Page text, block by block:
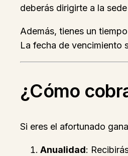
deberás dirigirte a la
Además, tienes un
La fecha de vencimiento
¿Cómo
Si eres el afortunado
Anualidad: